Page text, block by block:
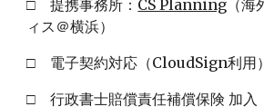
□ 提携事務所： CS Planning （
ィス＠横浜）
□ 電子契約対応（CloudSign利用）
□行政書士賠償責任補償保険 加入